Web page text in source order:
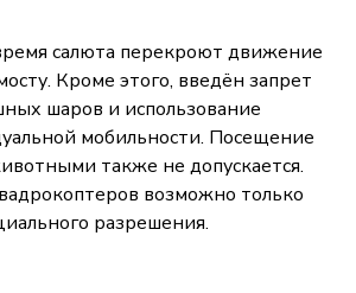
салюта перекроют движение
Кроме этого, введён запрет
шаров и использование
мобильности. Посещение
также не допускается.
возможно только
разрешения.